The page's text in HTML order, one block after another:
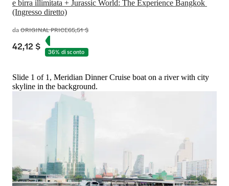
e birra illimitata + Jurassic World: The Experience Bangkok
(Ingresso diretto)
daORIGINAL PRICE65,51 $
42,12 $ 36% di sconto
Slide 1 of 1, Meridian Dinner Cruise boat on a river with city
skyline in the background.